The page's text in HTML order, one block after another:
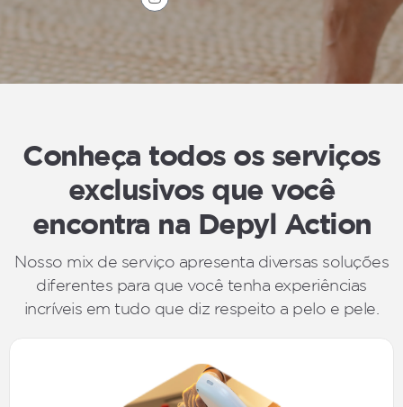
Conheça todos os serviços
exclusivos que você
encontra na Depyl Action
Nosso mix de serviço apresenta diversas soluções
diferentes para que você tenha experiências
incríveis em tudo que diz respeito a pelo e pele.